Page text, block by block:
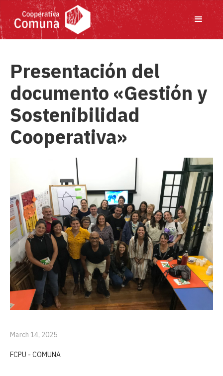
Presentación del
documento «Gestión y
Sostenibilidad
Cooperativa»
March 14, 2025
FCPU - COMUNA